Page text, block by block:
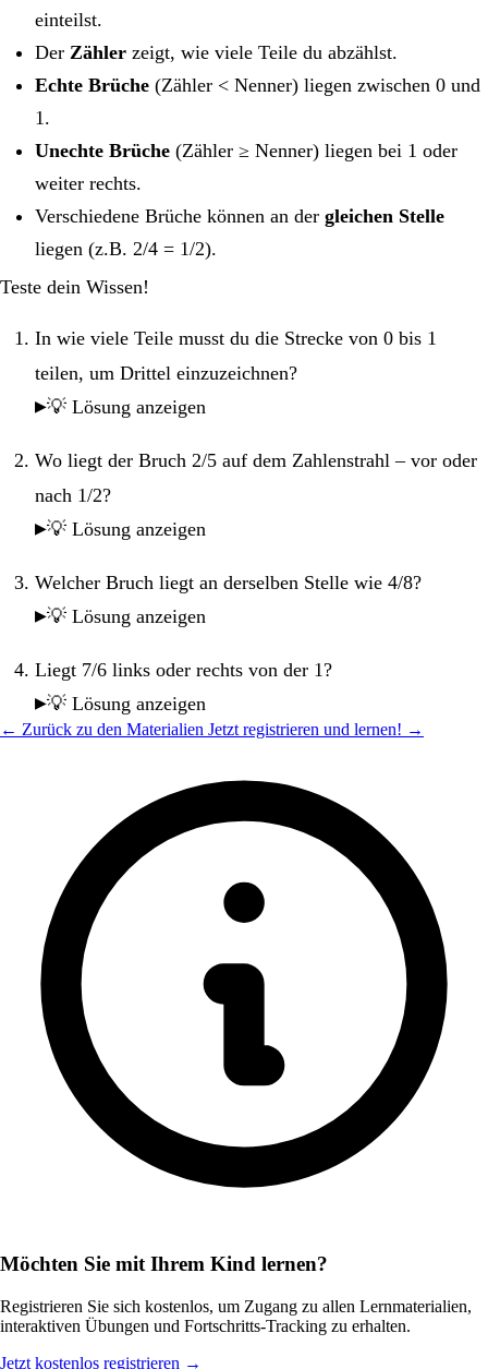
einteilst.
Der Zähler zeigt, wie viele Teile du abzählst.
Echte Brüche (Zähler < Nenner) liegen zwischen 0 und
1.
Unechte Brüche (Zähler ≥ Nenner) liegen bei 1 oder
weiter rechts.
Verschiedene Brüche können an der gleichen Stelle
liegen (z.B. 2/4 = 1/2).
Teste dein Wissen!
In wie viele Teile musst du die Strecke von 0 bis 1
teilen, um Drittel einzuzeichnen?
💡 Lösung anzeigen
Wo liegt der Bruch 2/5 auf dem Zahlenstrahl – vor oder
nach 1/2?
💡 Lösung anzeigen
Welcher Bruch liegt an derselben Stelle wie 4/8?
💡 Lösung anzeigen
Liegt 7/6 links oder rechts von der 1?
💡 Lösung anzeigen
← Zurück zu den Materialien Jetzt registrieren und lernen! →
Möchten Sie mit Ihrem Kind lernen?
Registrieren Sie sich kostenlos, um Zugang zu allen Lernmaterialien,
interaktiven Übungen und Fortschritts-Tracking zu erhalten.
Jetzt kostenlos registrieren →